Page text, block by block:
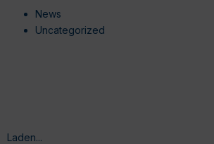
News
Uncategorized
Laden...